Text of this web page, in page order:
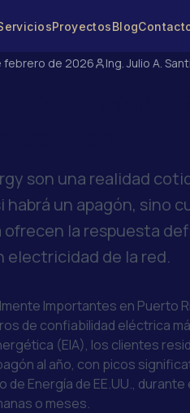
ProyectosBlog
febrero de 2026 Ing. Julio A.
son una realidad
un apagón, sino
la respuesta
electricidad de la red.
Importantes en Puerto
de confiabilidad eléctrica
(EIA), los clientes
al año, con picos
Energía de EE.UU., durante
o meses.